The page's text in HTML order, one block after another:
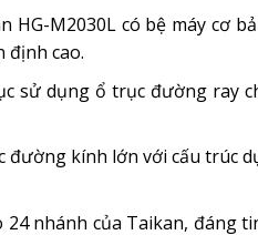
HG-M2030L có bệ máy cơ
định cao.
sử dụng ổ trục đường ray
đường kính lớn với cấu trúc
nhánh của Taikan, đáng